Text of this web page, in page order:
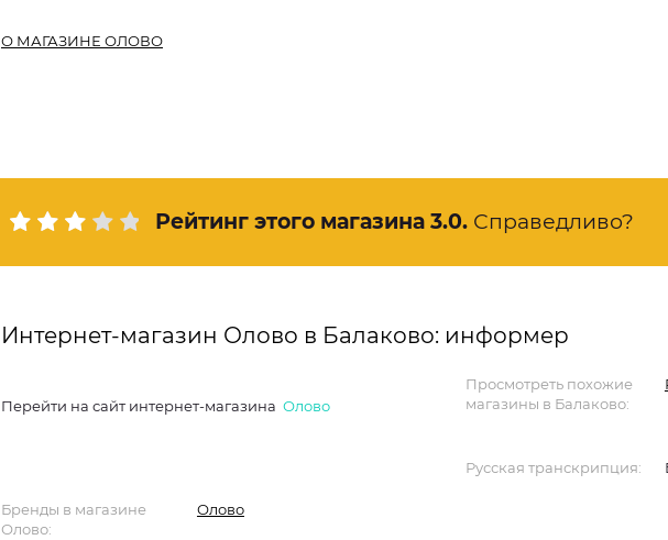
О МАГАЗИНЕ ОЛОВО
Рейтинг этого магазина 3.0. Справедливо?
Интернет-магазин Олово в Балаково: информер
Перейти на сайт интернет-магазина Олово
Просмотреть похожие
магазины в Балаково:
Русская транскрипция:
Бренды в магазине
Олово:
Олово